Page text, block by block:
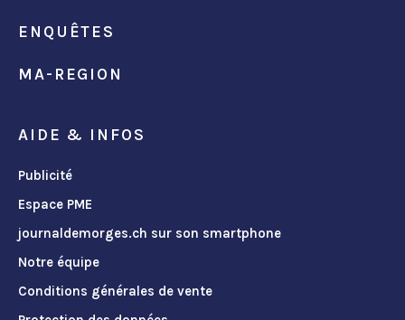
ENQUÊTES
MA-REGION
AIDE & INFOS
Publicité
Espace PME
journaldemorges.ch sur son smartphone
Notre équipe
Conditions générales de vente